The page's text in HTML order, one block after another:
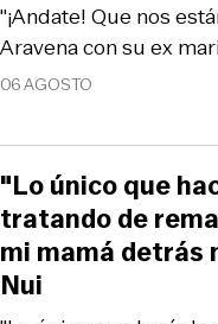
06 AGOSTO
"¡Andate! Que nos
Aravena con su ex
"Lo único que
tratando de
mi mamá detrás
Nui